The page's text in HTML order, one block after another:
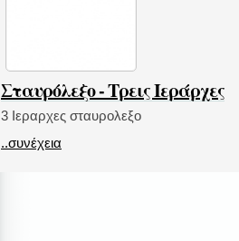
Σταυρόλεξο - Τρεις Ιεράρχες
3 Ιεραρχες σταυρολεξο
..συνέχεια